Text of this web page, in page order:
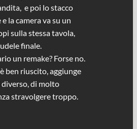
e poi lo stacco
e la camera va su un
sulla stessa tavola,
finale.
un remake? Forse no.
ben riuscito, aggiunge
diverso, di molto
stravolgere troppo.